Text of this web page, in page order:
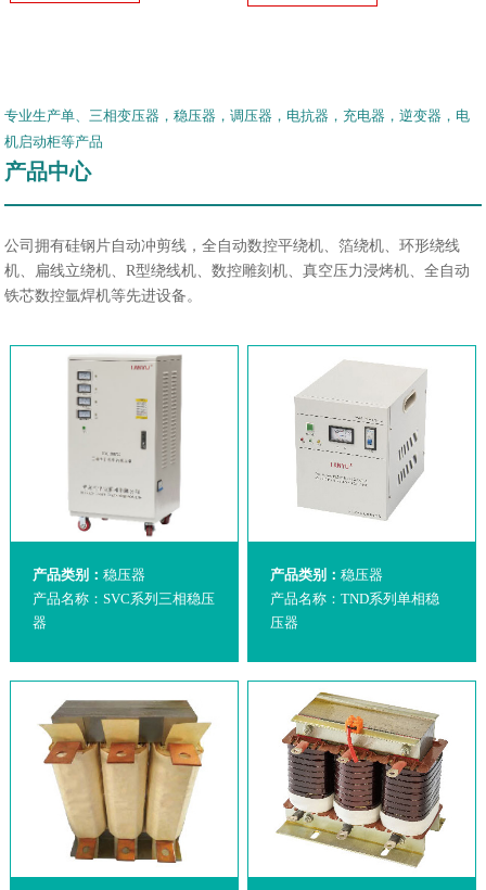
专业生产单、三相变压器，稳压器，调压器，电抗器，充电器，逆变器，电
机启动柜等产品
产品中心
公司拥有硅钢片自动冲剪线，全自动数控平绕机、箔绕机、环形绕线
机、扁线立绕机、R型绕线机、数控雕刻机、真空压力浸烤机、全自动
铁芯数控氩焊机等先进设备。
产品类别： 稳压器
产品名称：SVC系列三相稳压
器
产品类别：稳压器
产品名称：TND系列单相稳
压器